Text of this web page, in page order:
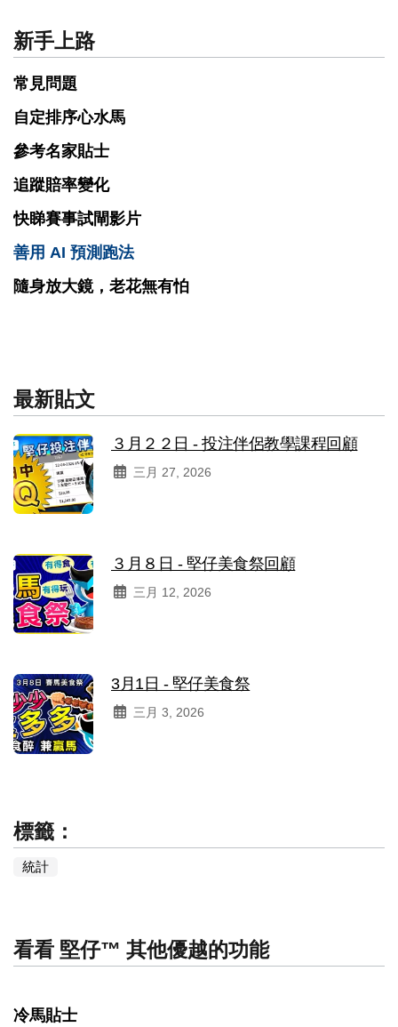
新手上路
常見問題
自定排序心水馬
參考名家貼士
追蹤賠率變化
快睇賽事試閘影片
善用 AI 預測跑法
隨身放大鏡，老花無有怕
最新貼文
３月２２日 - 投注伴侶教學課程回顧
三月 27, 2026
３月８日 - 堅仔美食祭回顧
三月 12, 2026
3月1日 - 堅仔美食祭
三月 3, 2026
標籤：
統計
看看 堅仔™ 其他優越的功能
冷馬貼士